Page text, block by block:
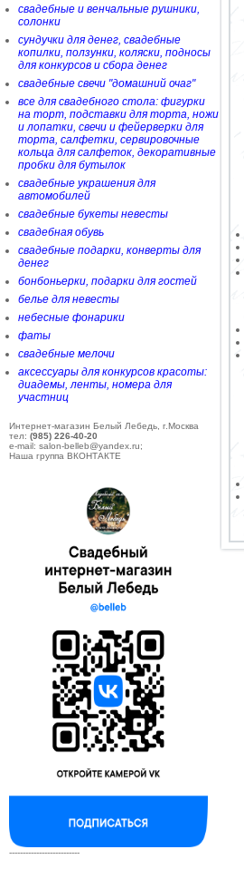
свадебные и венчальные рушники,
солонки
сундучки для денег, свадебные
копилки, ползунки, коляски, подносы
для конкурсов и сбора денег
свадебные свечи "домашний очаг"
все для свадебного стола: фигурки
на торт, подставки для торта, ножи
и лопатки, свечи и фейерверки для
торта, салфетки, сервировочные
кольца для салфеток, декоративные
пробки для бутылок
свадебные украшения для
автомобилей
свадебные букеты невесты
свадебная обувь
свадебные подарки, конверты для
денег
бонбоньерки, подарки для гостей
белье для невесты
небесные фонарики
фаты
свадебные мелочи
аксессуары для конкурсов красоты:
диадемы, ленты, номера для
участниц
Интернет-магазин Белый Лебедь, г.Москва
тел: (985) 226-40-20
e-mail: salon-belleb@yandex.ru;
Наша группа ВКОНТАКТЕ
--------------------------